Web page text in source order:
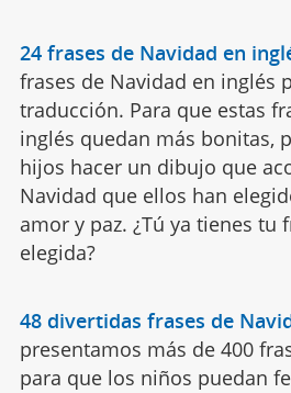
24 frases de Navidad en
frases de Navidad en inglés
traducción. Para que estas
inglés quedan más bonitas,
hijos hacer un dibujo que
Navidad que ellos han
amor y paz. ¿Tú ya tienes tu
elegida?
48 divertidas frases de
presentamos más de 400
para que los niños puedan